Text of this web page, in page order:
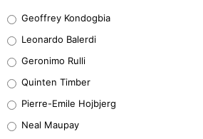
38%
32%
5%
Geoffrey Kondogbia
Leonardo Balerdi
Geronimo Rulli
Quinten Timber
Pierre-Emile Hojbjerg
Neal Maupay